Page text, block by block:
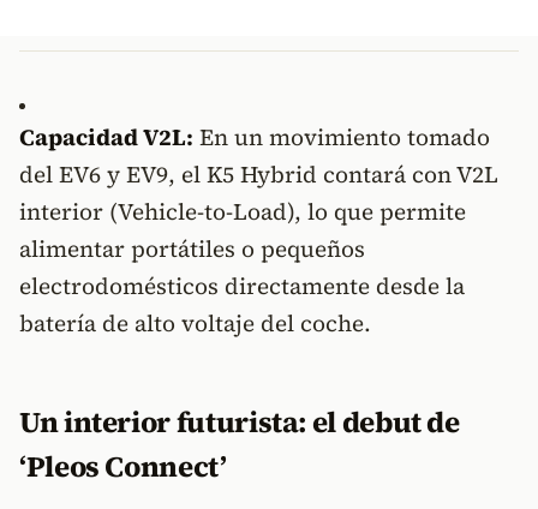
Capacidad V2L: En un movimiento tomado
del EV6 y EV9, el K5 Hybrid contará con V2L
interior (Vehicle-to-Load), lo que permite
alimentar portátiles o pequeños
electrodomésticos directamente desde la
batería de alto voltaje del coche.
Un interior futurista: el debut de
‘Pleos Connect’